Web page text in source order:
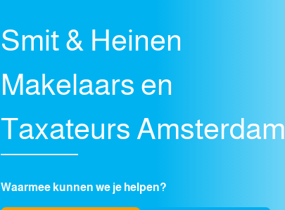
Smit & Heinen
Makelaars en
Taxateurs Amsterdam
Waarmee kunnen we je helpen?